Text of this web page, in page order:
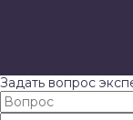
Задать вопрос